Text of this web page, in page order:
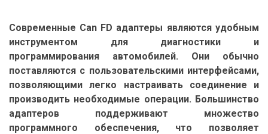
Современные Can FD адаптеры являются удобным
инструментом для диагностики и
программирования автомобилей. Они обычно
поставляются с пользовательскими интерфейсами,
позволяющими легко настраивать соединение и
производить необходимые операции. Большинство
адаптеров поддерживают множество
программного обеспечения, что позволяет